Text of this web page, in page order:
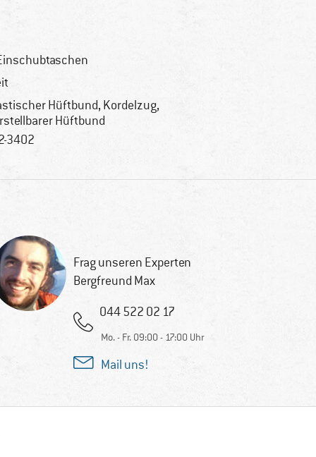
Hüftbund, Kordelzug,
Hüftbund
3402
Frag unseren Experten
Bergfreund Max
044 522 02 17
Mo. - Fr. 09:00 - 17:00 Uhr
Mail uns!